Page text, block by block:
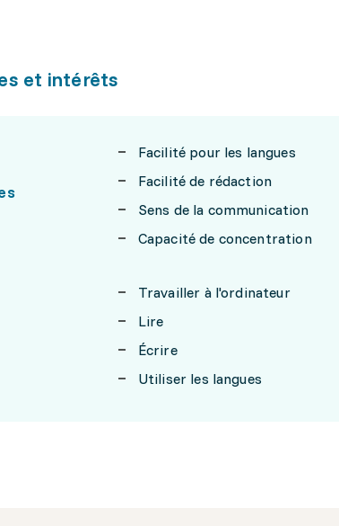
et intérêts
Facilité pour les langues
Facilité de rédaction
Sens de la communication
Capacité de concentration
Travailler à l'ordinateur
Lire
Écrire
Utiliser les langues